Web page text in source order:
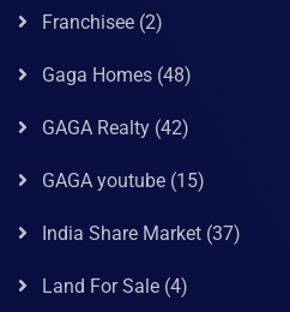
Franchisee (2)
Gaga Homes (48)
GAGA Realty (42)
GAGA youtube (15)
India Share Market (37)
Land For Sale (4)